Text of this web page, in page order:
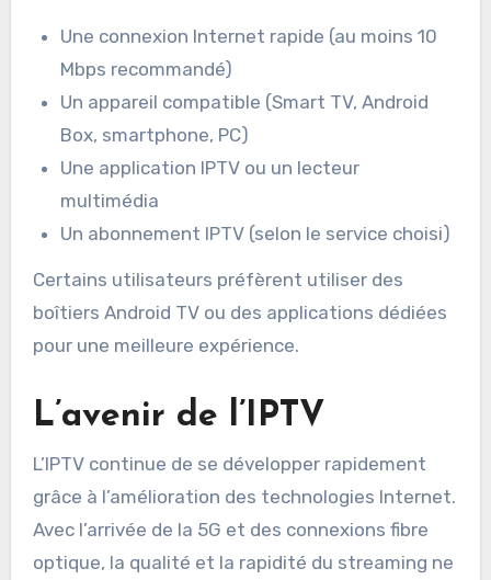
Une connexion Internet rapide (au moins 10
Mbps recommandé)
Un appareil compatible (Smart TV, Android
Box, smartphone, PC)
Une application IPTV ou un lecteur
multimédia
Un abonnement IPTV (selon le service choisi)
Certains utilisateurs préfèrent utiliser des
boîtiers Android TV ou des applications dédiées
pour une meilleure expérience.
L’avenir de l’IPTV
L’IPTV continue de se développer rapidement
grâce à l’amélioration des technologies Internet.
Avec l’arrivée de la 5G et des connexions fibre
optique, la qualité et la rapidité du streaming ne